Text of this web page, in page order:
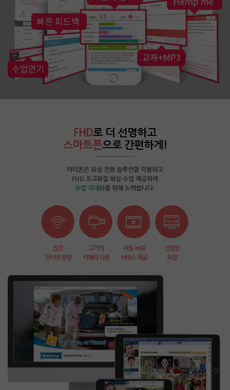
FHD로 더 선명하고
스마트폰으로 간편하게!
이티폰은 화상 전용 솔루션을 이용하고
FHD 초고화질 화상 수업 제공하여
수업 극대화를 위해 노력합니다.
많은
인터넷 용량
고가의
카메라 사용
자동 녹화
서비스 제공
선명한
화질